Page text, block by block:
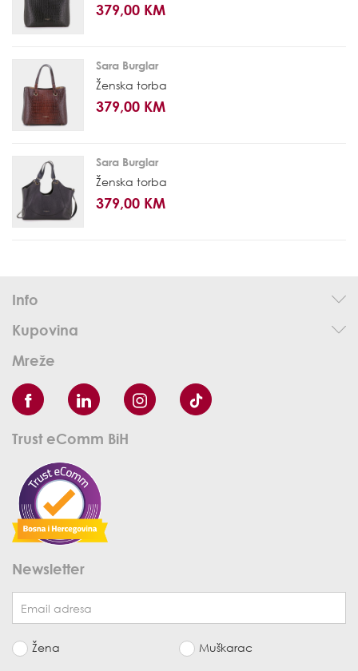
379,00 KM
Sara Burglar
Ženska torba
379,00 KM
Sara Burglar
Ženska torba
379,00 KM
Info
Kupovina
Mreže
Trust eComm BiH
Newsletter
Žena Muškarac